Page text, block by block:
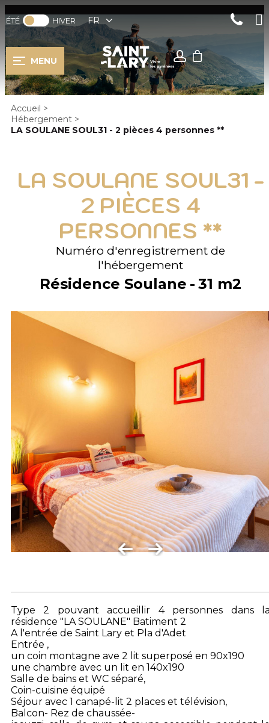
ÉTÉ HIVER FR
MENU
Accueil >
Hébergement >
LA SOULANE SOUL31 - 2 pièces 4 personnes **
LA SOULANE SOUL31 -
2 PIÈCES 4
PERSONNES **
Numéro d'enregistrement de
l'hébergement
Résidence Soulane 31 m2
Type 2 pouvant accueillir 4 personnes dans
résidence "LA SOULANE" Batiment 2
A l'entrée de Saint Lary et Pla d'Adet
Entrée ,
un coin montagne ave 2 lit superposé en 90x190
une chambre avec un lit en 140x190
Salle de bains et WC séparé,
Coin-cuisine équipé
Séjour avec 1 canapé-lit 2 places et télévision,
Balcon- Rez de chaussée-